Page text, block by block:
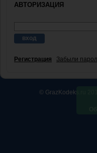
АВТОРИЗАЦИЯ
Регистрация Забыли
© GrazKodeks.ru